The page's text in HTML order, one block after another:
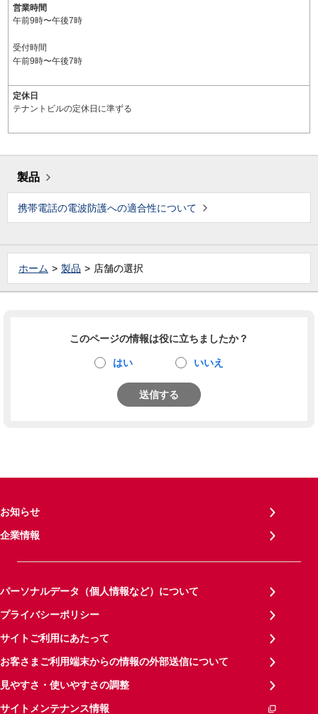
営業時間
午前9時〜午後7時
受付時間
午前9時〜午後7時
定休日
テナントビルの定休日に準ずる
製品
携帯電話の電波防護への適合性について
ホーム 製品 店舗の選択
このページの情報は役に立ちましたか？
はい いいえ
送信する
お知らせ
企業情報
パーソナルデータ（個人情報など）について
プライバシーポリシー
サイトご利用にあたって
お客さまご利用端末からの情報の外部送信について
見やすさ・使いやすさの調整
サイトメンテナンス情報